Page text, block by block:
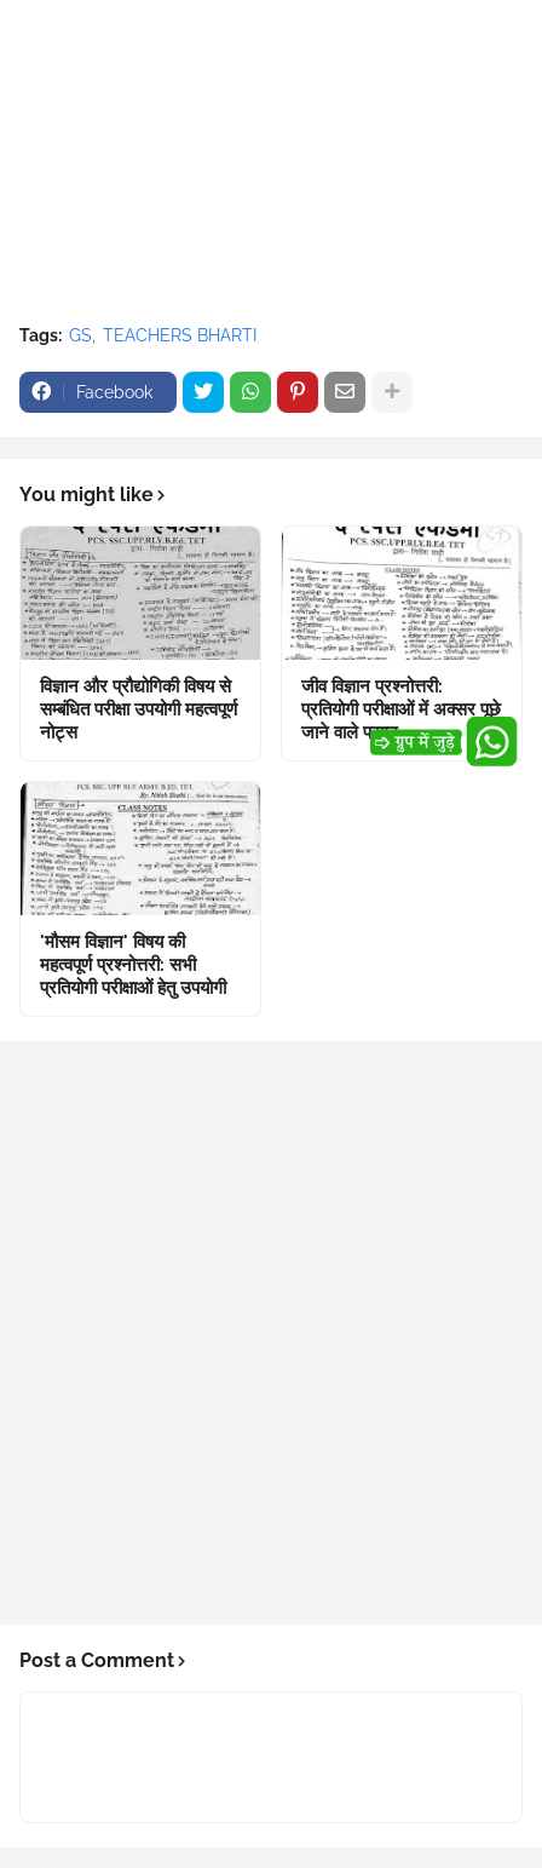
Tags: GS TEACHERS BHARTI
Facebook
You might like
विज्ञान और प्रौद्योगिकी विषय से
सम्बंधित परीक्षा उपयोगी महत्वपूर्ण
नोट्स
जीव विज्ञान प्रश्नोत्तरी:
प्रतियोगी परीक्षाओं में अक्सर पूछे
जाने वाले प्रश्न
'मौसम विज्ञान' विषय की
महत्वपूर्ण प्रश्नोत्तरी: सभी
प्रतियोगी परीक्षाओं हेतु उपयोगी
Post a Comment